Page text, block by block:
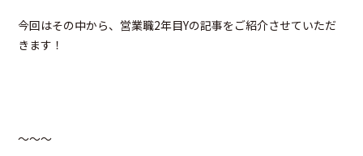
今回はその中から、営業職2年目Yの記事をご紹介させていただ
きます！
～～～